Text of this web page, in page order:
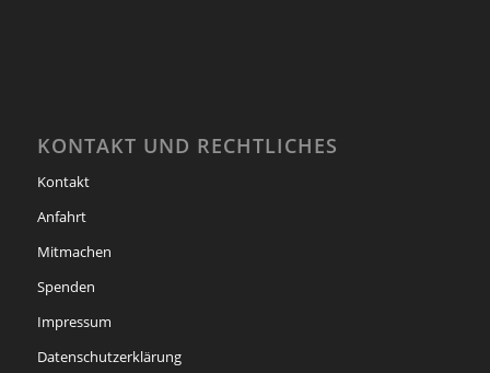
KONTAKT UND RECHTLICHES
Kontakt
Anfahrt
Mitmachen
Spenden
Impressum
Datenschutzerklärung